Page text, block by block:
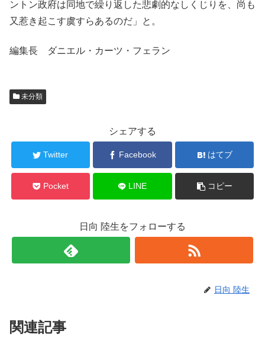
ントン政府は同地で繰り返した悲劇的なしくじりを、尚も
又惹き起こす虞すらあるのだ」と。
編集長 ダニエル・カーツ・フェラン
未分類
シェアする
Twitter Facebook はてブ
Pocket LINE コピー
日向 陸生をフォローする
日向 陸生
関連記事